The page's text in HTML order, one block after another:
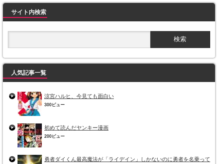
サイト内検索
人気記事一覧
涼宮ハルヒ、今見ても面白い
300ビュー
初めて読んだヤンキー漫画
200ビュー
勇者ダイくん最高魔法が「ライデイン」しかないのに勇者を名乗って